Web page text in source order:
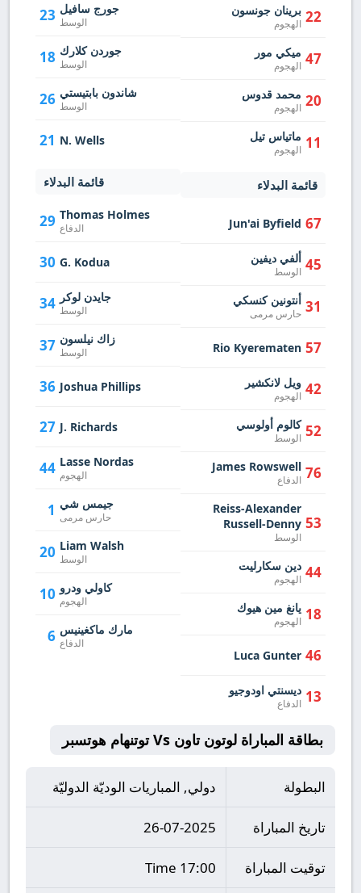
23 جورج سافيل
الوسط
18 جوردن كلارك
الوسط
26 شاندون بابتيستي
الوسط
21 N. Wells
قائمة البدلاء
29 Thomas Holmes
الدفاع
30 G. Kodua
34 جايدن لوكر
الوسط
37 زاك نيلسون
الوسط
36 Joshua Phillips
27 J. Richards
44 Lasse Nordas
الهجوم
1 جيمس شي
حارس مرمى
20 Liam Walsh
الوسط
10 كاولي ودرو
الهجوم
6 مارك ماكغينيس
الدفاع
22 برينان جونسون
الهجوم
47 ميكي مور
الهجوم
20 محمد قدوس
الهجوم
11 ماتياس تيل
الهجوم
قائمة البدلاء
67
Jun'ai Byfield
45 ألفي ديفين
الوسط
31 أنتونين كنسكي
حارس مرمى
57
Rio Kyerematen
42 ويل لانكشير
الهجوم
52 كالوم أولوسي
الوسط
76
James Rowswell
الدفاع
53
Reiss-Alexander
Russell-Denny
الوسط
44 دين سكارليت
الهجوم
18 يانغ مين هيوك
الهجوم
46
Luca Gunter
13 ديسنتي اودوجيو
الدفاع
بطاقة المباراة لوتون تاون Vs توتنهام هوتسبر
البطولة دولي, المباريات الوديّة الدوليّة
تاريخ المباراة 26-07-2025
توقيت المباراة 17:00 Time